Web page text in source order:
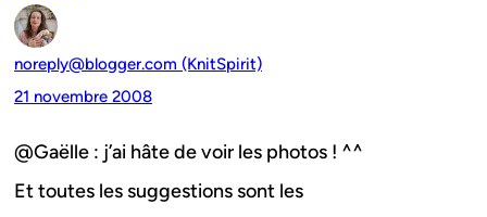
noreply@blogger.com (KnitSpirit)
21 novembre 2008
@Gaëlle : j’ai hâte de voir les photos ! ^^
Et toutes les suggestions sont les